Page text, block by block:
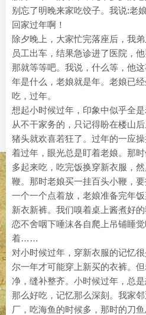
别忘了明晚来家吃饺子。我说:老
回家过年啊！
除夕晚上，大家忙完落座后，我
员工出车，结果急诊进了医院，
那就等等吧。我说，什么等，他
年是什么，老娘就是年。老娘已
吃，过年。
想起小时候过年，印象中似乎全
从不干家务的，只记得盼在楼山
猪头就欢喜若狂了。过年的一应
着过年，眼光总是盯着老娘。那
多起来吃，吃完饭换穿新衣服，
鞭。那时老娘买一挂百头小鞭，
一个一个点着放，老娘准备完年
新衣新裤。我们嗅着桌上酱煮好
恋不舍咽下唾沫各自爬上吊铺睡
着……
对小时候过年，穿新衣服的记忆
尔一年才可能穿上新买的衣裤。
净，缝补整齐。小时候过年，总
那么好吃，记忆那么深刻。我家
厂，吃海鱼的时候多，那时的刀